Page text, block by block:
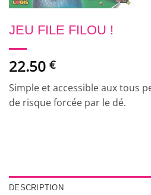
JEU FILE FILOU !
22.50 €
Simple et accessible aux tous
de risque forcée par le dé.
DESCRIPTION